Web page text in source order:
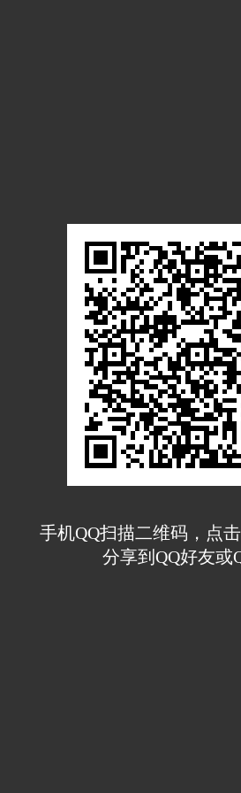
手机QQ扫描二维码，点击
分享到QQ好友或